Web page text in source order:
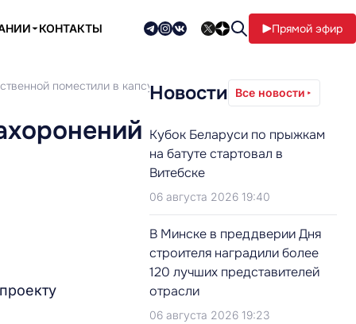
КОНТАКТЫ Прямой эфир
поместили в капсулуНовости Все новости
Кубок Беларуси по прыжкам
на батуте стартовал в
Витебске
06 августа 2026 19:40
В Минске в преддверии Дня
строителя наградили более
120 лучших представителей
отрасли
06 августа 2026 19:23